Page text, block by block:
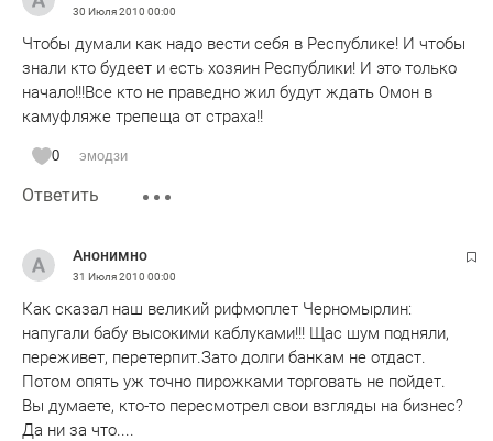
30 Июля 2010 00:00
Чтобы думали как надо вести себя в Республике! И чтобы
знали кто будеет и есть хозяин Республики! И это только
начало!!!Все кто не праведно жил будут ждать Омон в
камуфляже трепеща от страха!!
0 эмодзи
Ответить
Анонимно
31 Июля 2010 00:00
Как сказал наш великий рифмоплет Черномырлин:
напугали бабу высокими каблуками!!! Щас шум подняли,
переживет, перетерпит.Зато долги банкам не отдаст.
Потом опять уж точно пирожками торговать не пойдет.
Вы думаете, кто-то пересмотрел свои взгляды на бизнес?
Да ни за что....